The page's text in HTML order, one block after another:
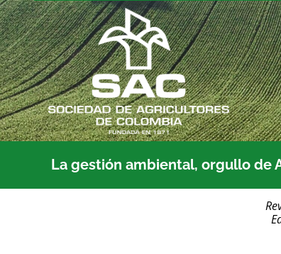
Saltar
al
contenido
La gestión ambiental, orgullo de